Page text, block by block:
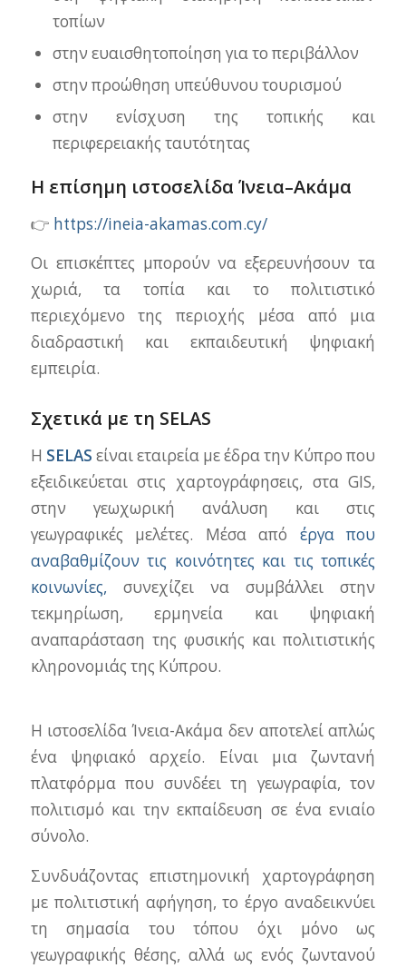
τοπίων
στην ευαισθητοποίηση για το περιβάλλον
στην προώθηση υπεύθυνου τουρισμού
στην ενίσχυση της τοπικής και
περιφερειακής ταυτότητας
Η επίσημη ιστοσελίδα Ίνεια–Ακάμα
👉 https://ineia-akamas.com.cy/
Οι επισκέπτες μπορούν να εξερευνήσουν τα
χωριά, τα τοπία και το πολιτιστικό
περιεχόμενο της περιοχής μέσα από μια
διαδραστική και εκπαιδευτική ψηφιακή
εμπειρία.
Σχετικά με τη SELAS
Η SELAS είναι εταιρεία με έδρα την Κύπρο που
εξειδικεύεται στις χαρτογράφησεις, στα GIS,
στην γεωχωρική ανάλυση και στις
γεωγραφικές μελέτες. Μέσα από έργα που
αναβαθμίζουν τις κοινότητες και τις τοπικές
κοινωνίες, συνεχίζει να συμβάλλει στην
τεκμηρίωση, ερμηνεία και ψηφιακή
αναπαράσταση της φυσικής και πολιτιστικής
κληρονομιάς της Κύπρου.
Η ιστοσελίδα Ίνεια-Ακάμα δεν αποτελεί απλώς
ένα ψηφιακό αρχείο. Είναι μια ζωντανή
πλατφόρμα που συνδέει τη γεωγραφία, τον
πολιτισμό και την εκπαίδευση σε ένα ενιαίο
σύνολο.
Συνδυάζοντας επιστημονική χαρτογράφηση
με πολιτιστική αφήγηση, το έργο αναδεικνύει
τη σημασία του τόπου όχι μόνο ως
γεωγραφικής θέσης, αλλά ως ενός ζωντανού